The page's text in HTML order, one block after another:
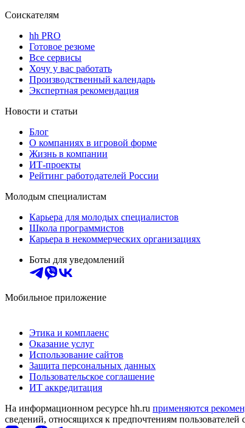
Соискателям
hh PRO
Готовое резюме
Все сервисы
Хочу у вас работать
Производственный календарь
Экспертная рекомендация
Новости и статьи
Блог
О компаниях в игровой форме
Жизнь в компании
ИТ-проекты
Рейтинг работодателей России
Молодым специалистам
Карьера для молодых специалистов
Школа программистов
Карьера в некоммерческих организациях
Боты для уведомлений
Мобильное приложение
Этика и комплаенс
Оказание услуг
Использование сайтов
Защита персональных данных
Пользовательское соглашение
ИТ аккредитация
На информационном ресурсе hh.ru применяются
сведений, относящихся к предпочтениям